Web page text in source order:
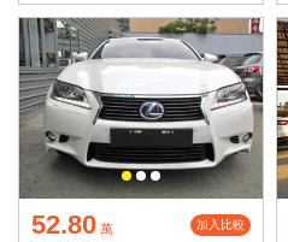
52.80 萬 加入比較